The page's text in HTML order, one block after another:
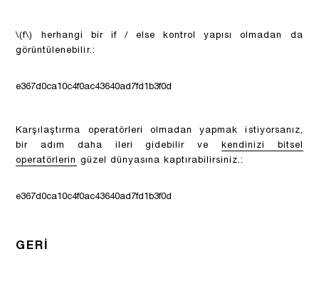
\(f\)
herhangi bir if / else kontrol yapısı olmadan da
görüntülenebilir.:
e367d0ca10c4f0ac43640ad7fd1b3f0d
Karşılaştırma operatörleri olmadan yapmak istiyorsanız,
bir adım daha ileri gidebilir ve kendinizi bitsel
operatörlerin
güzel dünyasına kaptırabilirsiniz.:
e367d0ca10c4f0ac43640ad7fd1b3f0d
GERI